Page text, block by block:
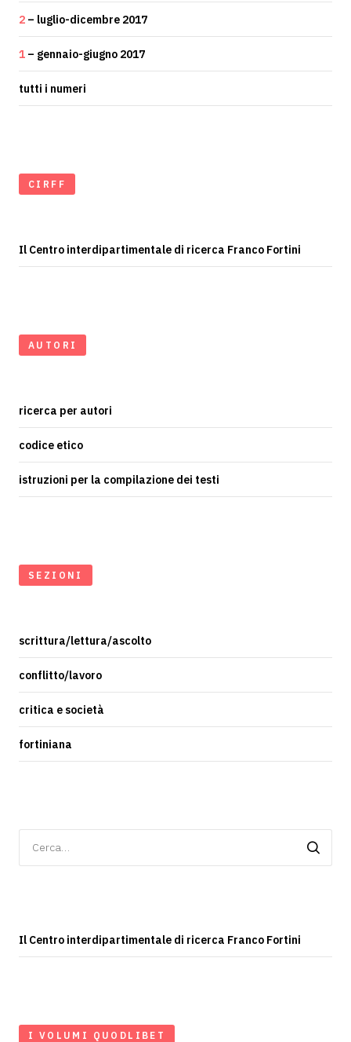
2 – luglio-dicembre 2017
1 – gennaio-giugno 2017
tutti i numeri
CIRFF
Il Centro interdipartimentale di ricerca Franco Fortini
AUTORI
ricerca per autori
codice etico
istruzioni per la compilazione dei testi
SEZIONI
scrittura/lettura/ascolto
conflitto/lavoro
critica e società
fortiniana
per:
Il Centro interdipartimentale di ricerca Franco Fortini
I VOLUMI QUODLIBET